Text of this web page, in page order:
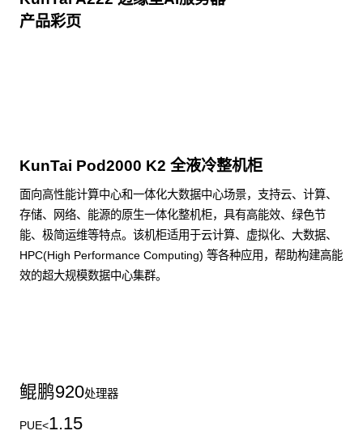
产品彩页
KunTai Pod2000 K2 全液冷整机柜
面向高性能计算中心和一体化大数据中心场景，支持云、计算、
存储、网络、能源的原生一体化整机柜，具有高能效、绿色节
能、极简运维等特点。该机柜适用于云计算、虚拟化、大数据、
HPC(High Performance Computing) 等各种应用，帮助构建高能
效的超大规模数据中心集群。
鲲鹏920处理器
PUE<1.15